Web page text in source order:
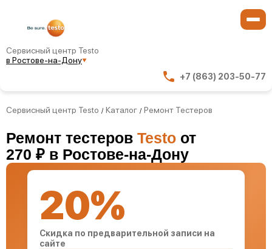
Сервисный центр Testo
в Ростове-на-Дону
+7 (863) 203-50-77
Сервисный центр Testo / Каталог / Ремонт Тестеров
Ремонт тестеров Testo от
270 ₽ в Ростове-на-Дону
20%
Скидка по предварительной записи на
сайте